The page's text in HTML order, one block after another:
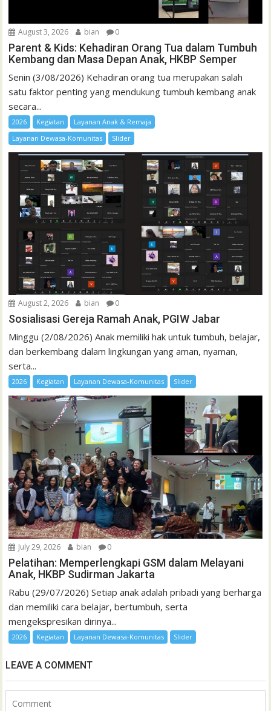
August 3, 2026 bian 0
Parent & Kids: Kehadiran Orang Tua dalam Tumbuh
Kembang dan Masa Depan Anak, HKBP Semper
Senin (3/08/2026) Kehadiran orang tua merupakan salah
satu faktor penting yang mendukung tumbuh kembang anak
secara...
2026 Kegiatan
Layanan Anak & Remaja
Layanan Dewasa-Komunitas
Slider
August 2, 2026 bian 0
Sosialisasi Gereja Ramah Anak, PGIW Jabar
Minggu (2/08/2026) Anak memiliki hak untuk tumbuh, belajar,
dan berkembang dalam lingkungan yang aman, nyaman,
serta...
2026 Kegiatan Layanan Dewasa-Komunitas Slider
July 29, 2026 bian 0
Pelatihan: Memperlengkapi GSM dalam Melayani
Anak, HKBP Sudirman Jakarta
Rabu (29/07/2026) Setiap anak adalah pribadi yang berharga
dan memiliki cara belajar, bertumbuh, serta
mengekspresikan dirinya...
2026 Kegiatan Layanan Dewasa-Komunitas Slider
LEAVE A COMMENT